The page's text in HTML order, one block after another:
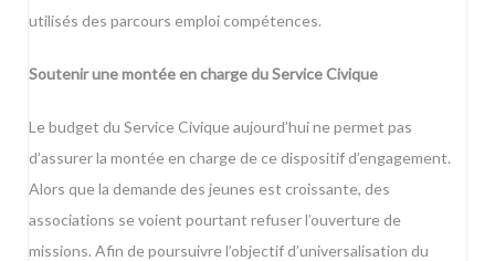
utilisés des parcours emploi compétences.
Soutenir une montée en charge du Service Civique
Le budget du Service Civique aujourd’hui ne permet pas
d’assurer la montée en charge de ce dispositif d’engagement.
Alors que la demande des jeunes est croissante, des
associations se voient pourtant refuser l’ouverture de
missions. Afin de poursuivre l’objectif d’universalisation du